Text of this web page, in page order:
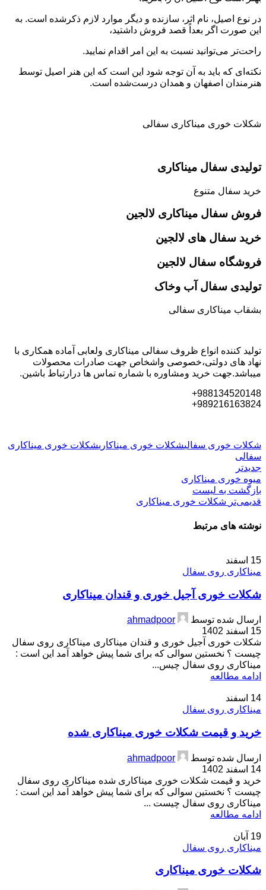
در نوع اصیل، نام اثر، سازنده و دیگر موارد لازم ذکرشده است. به
این صورت اگر بعداً قصد فروش داشتید،
راحت‌تر می‌توانید نسبت به این امر اقدام نمایید.
نکته‌ای که باید به آن توجه شود این است که این هنر اصیل توسط
هنرمندان اصفهان و همدان درست‌شده است.
شکلات خوری میناکاری سفالی
تولیدی سفال میناکاری
خرید سفال متنوع
فروش سفال میناکاری لالجین
خرید سفال های لالجین
فروشگاه سفال لالجین
تولیدی سفال آب وخاک
بشقاب میناکاری سفالی
تولید کننده انواع ظروف سفالی میناکاری ولعابی آماده همکاری با
نهاد های دولتی،خصوصی واشخاص جهت صادرات محصولات
میباشد.جهت خرید ومشاوره با شماره تماس ها درارتباط باشین.
988134520148+
989216163824+
شکلات خوری سفالیشکلات خوری میناکاریشکلات خوری میناکاری
سفالی
جدیدتر
میوه خوری میناکاری
بازگشت بە لیست
قدیمی‌تر شکلات خوری میناکاری
نوشته های مرتبط
15 اسفند
میناکاری روی سفال
شکلات خوری آجیل خوری و قندان میناکاری
ارسال شده توسط
ahmadpoor
15 اسفند 1402
شکلات خوری آجیل خوری و قندان میناکاری میناکاری روی سفال
چیست ؟ نخستین سوالی که برای شما پیش خواهد آمد این است :
میناکاری روی سفال چیس...
ادامه مطالعه
14 اسفند
میناکاری روی سفال
خرید و قیمت شکلات خوری میناکاری شده
ارسال شده توسط
ahmadpoor
14 اسفند 1402
خرید و قیمت شکلات خوری میناکاری شده میناکاری روی سفال
چیست ؟ نخستین سوالی که برای شما پیش خواهد آمد این است :
میناکاری روی سفال چیست ...
ادامه مطالعه
19 آبان
میناکاری روی سفال
شکلات خوری میناکاری